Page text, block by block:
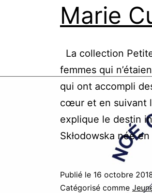
Marie
La collection
femmes qui
qui ont accompli
cœur et en suivant
explique le destin
Skłodowska née
Publié le 16 octobre
Catégorisé comme